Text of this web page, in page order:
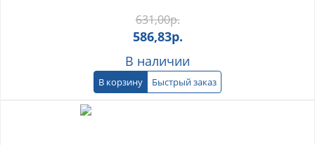
631,00р.
586,83р.
В наличии
В корзину Быстрый заказ